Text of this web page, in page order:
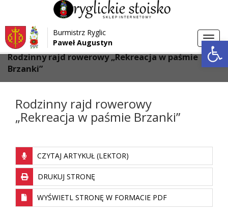
Przejdź do menu
Przejdź do głównej treści strony
Przejdź do stopki strony
Burmistrz Ryglic
Paweł Augustyn
Strona główna > Aktualności
Rodzinny rajd rowerowy „Rekreacja w paśmie
Brzanki”
Rodzinny rajd rowerowy
„Rekreacja w paśmie Brzanki”
CZYTAJ ARTYKUŁ (LEKTOR)
DRUKUJ STRONĘ
WYŚWIETL STRONĘ W FORMACIE PDF